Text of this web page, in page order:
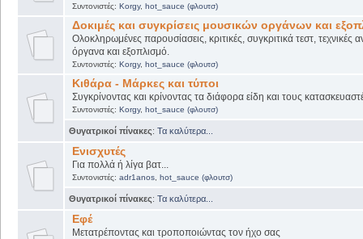
Συντονιστές: Korgy, hot_sauce (φλουτσ)
Δοκιμές και συγκρίσεις μουσικών οργάνων και
Ολοκληρωμένες παρουσίασεις, κριτικές, συγκριτικά τεστ, τεχνικές
όργανα και εξοπλισμό.
Συντονιστές: Korgy, hot_sauce (φλουτσ)
Κιθάρα - Μάρκες και τύποι
Συγκρίνοντας και κρίνοντας τα διάφορα είδη και τους
Συντονιστές: Korgy, hot_sauce (φλουτσ)
Θυγατρικοί πίνακες: Τα καλύτερα...
Ενισχυτές
Για πολλά ή λίγα βατ...
Συντονιστές: adr1anos, hot_sauce (φλουτσ)
Θυγατρικοί πίνακες: Τα καλύτερα...
Εφέ
Μετατρέποντας και τροποποιώντας τον ήχο σας